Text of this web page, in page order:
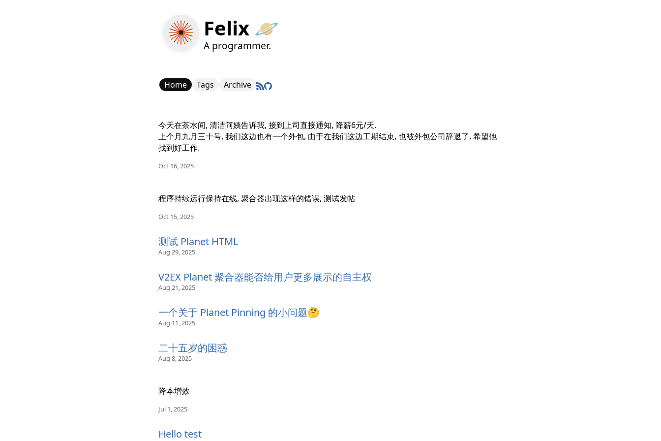
Felix 🪐
A programmer.
Home Tags Archive
今天在茶水间, 清洁阿姨告诉我, 接到上司直接通知, 降薪6元/天.
上个月九月三十号, 我们这边也有一个外包, 由于在我们这边工期结束, 也被外包公司辞退了, 希望他
找到好工作.
Oct 16, 2025
程序持续运行保持在线, 聚合器出现这样的错误, 测试发帖
Oct 15, 2025
测试 Planet HTML
Aug 29, 2025
V2EX Planet 聚合器能否给用户更多展示的自主权
Aug 21, 2025
一个关于 Planet Pinning 的小问题🤔
Aug 11, 2025
二十五岁的困惑
Aug 8, 2025
降本增效
Jul 1, 2025
Hello test